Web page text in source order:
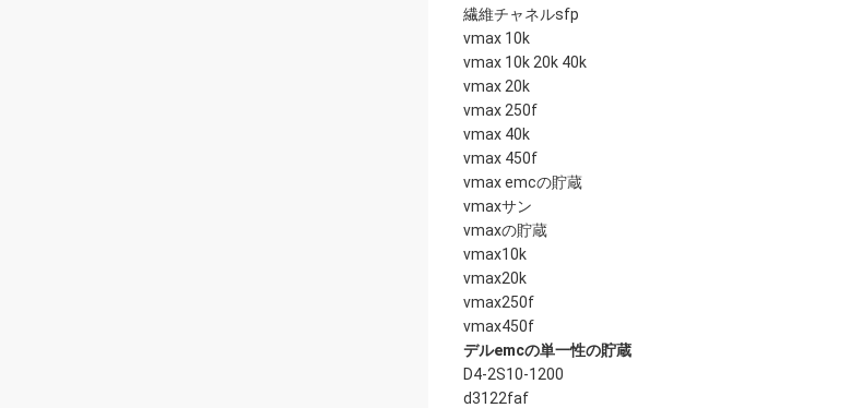
繊維チャネルsfp
vmax 10k
vmax 10k 20k 40k
vmax 20k
vmax 250f
vmax 40k
vmax 450f
vmax emcの貯蔵
vmaxサン
vmaxの貯蔵
vmax10k
vmax20k
vmax250f
vmax450f
デルemcの単一性の貯蔵
D4-2S10-1200
d3122faf